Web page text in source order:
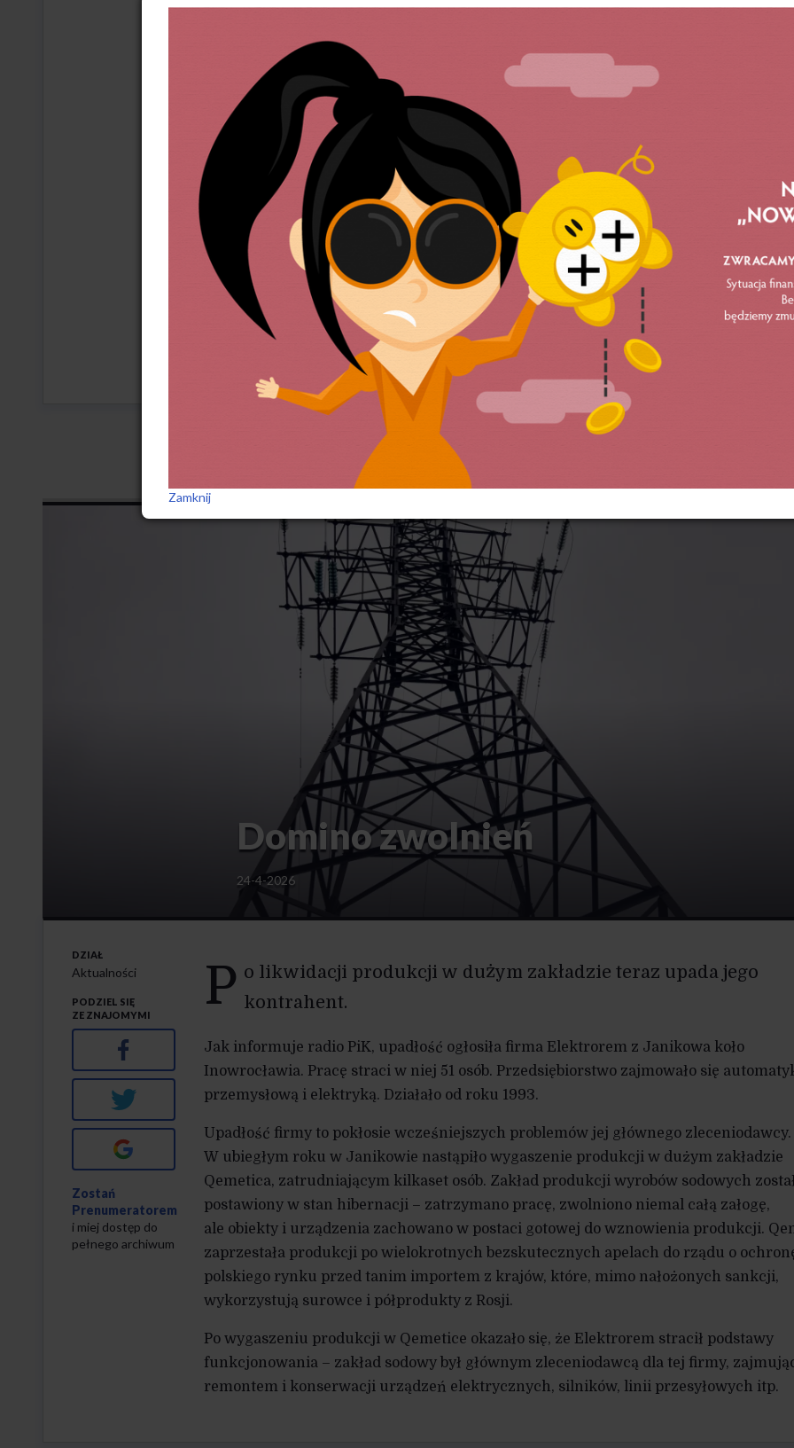
w Polsce i bez zapewnienia odchodzącym pracownikom jakiegokolwiek
na stanowiska szkoleniowe, mają z dnia na dzień przeobrazić się ze specjalistów
w dziedzinie analizy danych w nauczycieli z językiem obcym. Wszystko
to w standardowych godzinach pracy i bez najmniejszego nawet ograniczenia
dotychczasowych, regularnych obowiązków.
Sytuacja w firmie jest tym bardziej niepokojąca, że pracodawca od co najmniej roku
zaprzestał stosowania się do ustawowego obowiązku konsultowania zwolnień
pracowników ze związkami, pomimo potwierdzenia takiego wymogu podczas
Państwowej Inspekcji Pracy. Według informacji przedstawicieli OZZ „IP” w przeciągu
ostatniego półtora roku pracodawca ani razu nie powiadomił związku o zamiarze
rozwiązania umowy z pracownikiem, ani nie umożliwił przeprowadzenia
przez prawo konsultacji zwolnień.
Przedruk (ze skrótami) za:https://ozzip.pl/
WCZEŚNIEJ INFORMOWALIŚMY O…
Domino zwolnień
24-4-2026
P o likwidacji produkcji w dużym zakładzie teraz upada jego
kontrahent.
Jak informuje radio PiK, upadłość ogłosiła firma Elektrorem z Janikowa koło
Inowrocławia. Pracę straci w niej 51 osób. Przedsiębiorstwo zajmowało się
przemysłową i elektryką. Działało od roku 1993.
Upadłość firmy to pokłosie wcześniejszych problemów jej głównego zleceniodawcy.
W ubiegłym roku w Janikowie nastąpiło wygaszenie produkcji w dużym zakładzie
Qemetica, zatrudniającym kilkaset osób. Zakład produkcji wyrobów sodowych
postawiony w stan hibernacji – zatrzymano pracę, zwolniono niemal całą załogę,
ale obiekty i urządzenia zachowano w postaci gotowej do wznowienia produkcji.
zaprzestała produkcji po wielokrotnych bezskutecznych apelach do rządu o
polskiego rynku przed tanim importem z krajów, które, mimo nałożonych sankcji,
wykorzystują surowce i półprodukty z Rosji.
Po wygaszeniu produkcji w Qemetice okazało się, że Elektrorem stracił podstawy
funkcjonowania – zakład sodowy był głównym zleceniodawcą dla tej firmy,
remontem i konserwacji urządzeń elektrycznych, silników, linii przesyłowych itp.
DZIAŁ
Aktualności
PODZIEL SIĘ
ZE ZNAJOMYMI
Facebook
Twitter
Zostań
Prenumeratorem
i miej dostęp do
pełnego archiwum
Zamknij